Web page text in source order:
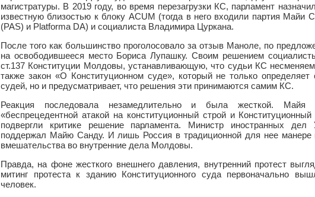
магистратуры. В 2019 году, во время перезагрузки КС, парламент
известную близостью к блоку ACUM (тогда в него входили партия Майи
(PAS) и Platforma DA) и социалиста Владимира Цуркана.
После того как большинство проголосовало за отзыв Маноле, по
на освободившееся место Бориса Лупашку. Своим решением
ст.137 Конституции Молдовы, устанавливающую, что судьи КС
также закон «О Конституционном суде», который не только
судей, но и предусматривает, что решения эти принимаются самим КС.
Реакция последовала незамедлительно и была жесткой. Майя
«беспрецедентной атакой на конституционный строй и
подвергли критике решение парламента. Министр иностранных
поддержал Майю Санду. И лишь Россия в традиционной для нее манере
вмешательства во внутренние дела Молдовы.
Правда, на фоне жесткого внешнего давления, внутренний протест
митинг протеста к зданию Конституционного суда первоначально
человек.